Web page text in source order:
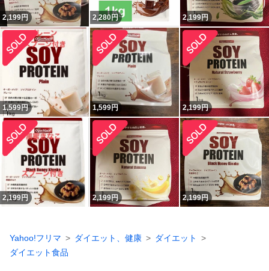
2,199円 2,280円 2,199円
1,599円 1,599円 2,199円
2,199円 2,199円 2,199円
Yahoo!フリマ ダイエット、健康
ダイエット
ダイエット食品